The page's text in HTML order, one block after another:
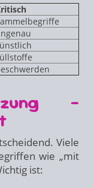
–
Viele
wie „mit
ist: